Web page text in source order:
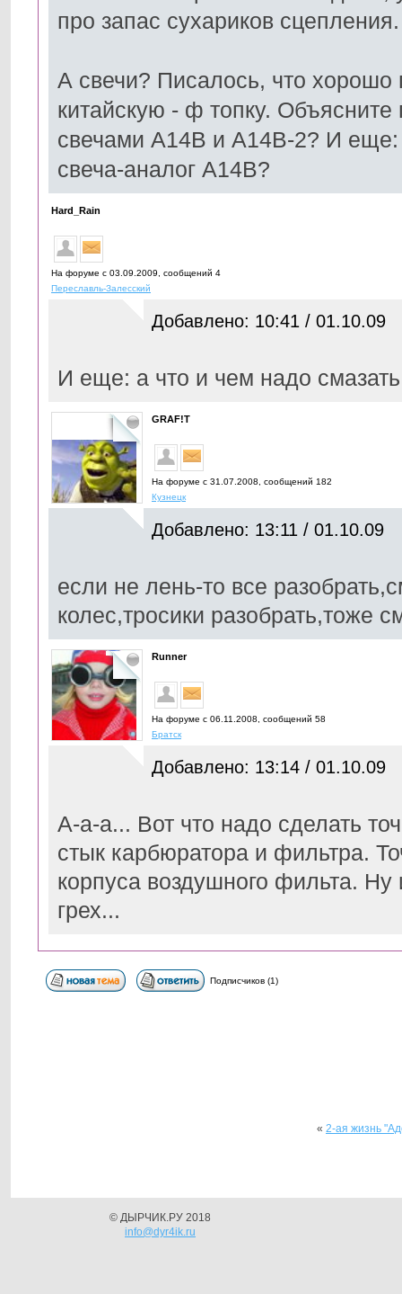
про запас сухариков сцепления.
А свечи? Писалось, что
китайскую - ф топку.
свечами А14В и А14В-2? И еще:
свеча-аналог А14В?
Hard_Rain
На форуме с 03.09.2009, cообщений 4
Переславль-Залесский
Добавлено: 10:41 / 01.10.09
И еще: а что и чем надо
GRAF!T
На форуме с 31.07.2008, cообщений 182
Кузнецк
Добавлено: 13:11 / 01.10.09
если не лень-то все
колес,тросики разобрать,тоже
Runner
На форуме с 06.11.2008, cообщений 58
Братск
Добавлено: 13:14 / 01.10.09
А-а-а... Вот что надо сделать
стык карбюратора и фильтра.
корпуса воздушного фильта.
грех...
Подписчиков (1)
« 2-ая жизнь
© ДЫРЧИК.РУ 2018
info@dyr4ik.ru